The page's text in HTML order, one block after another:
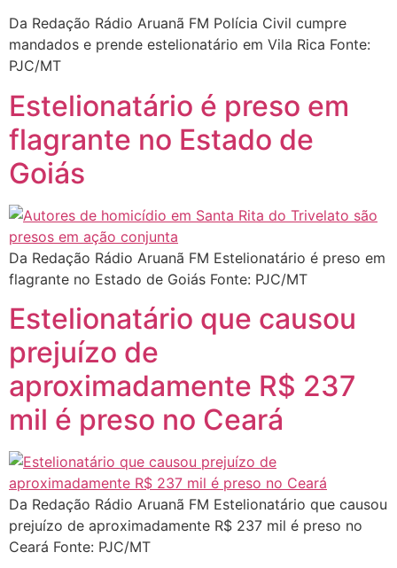
Da Redação Rádio Aruanã FM Polícia Civil cumpre
mandados e prende estelionatário em Vila Rica Fonte:
PJC/MT
Estelionatário é preso em
flagrante no Estado de
Goiás
Da Redação Rádio Aruanã FM Estelionatário é preso em
flagrante no Estado de Goiás Fonte: PJC/MT
Estelionatário que causou
prejuízo de
aproximadamente R$ 237
mil é preso no Ceará
Da Redação Rádio Aruanã FM Estelionatário que causou
prejuízo de aproximadamente R$ 237 mil é preso no
Ceará Fonte: PJC/MT